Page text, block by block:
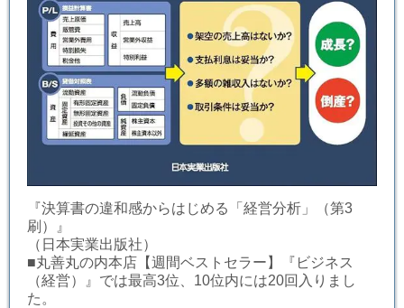
『決算書の違和感からはじめる「経営分析」（第3
刷）』
（日本実業出版社）
■丸善丸の内本店【週間ベストセラー】『ビジネス
（経営）』では最高3位、10位内には20回入りまし
た。